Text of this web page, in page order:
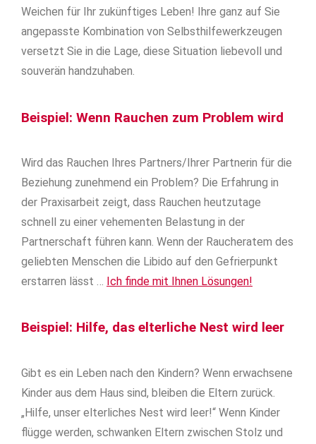
Weichen für Ihr zukünftiges Leben! Ihre ganz auf Sie
angepasste Kombination von Selbsthilfewerkzeugen
versetzt Sie in die Lage, diese Situation liebevoll und
souverän handzuhaben.
Beispiel: Wenn Rauchen zum Problem wird
Wird das Rauchen Ihres Partners/Ihrer Partnerin für die
Beziehung zunehmend ein Problem? Die Erfahrung in
der Praxisarbeit zeigt, dass Rauchen heutzutage
schnell zu einer vehementen Belastung in der
Partnerschaft führen kann. Wenn der Raucheratem des
geliebten Menschen die Libido auf den Gefrierpunkt
erstarren lässt … Ich finde mit Ihnen Lösungen!
Beispiel: Hilfe, das elterliche Nest wird leer
Gibt es ein Leben nach den Kindern? Wenn erwachsene
Kinder aus dem Haus sind, bleiben die Eltern zurück.
„Hilfe, unser elterliches Nest wird leer!“ Wenn Kinder
flügge werden, schwanken Eltern zwischen Stolz und